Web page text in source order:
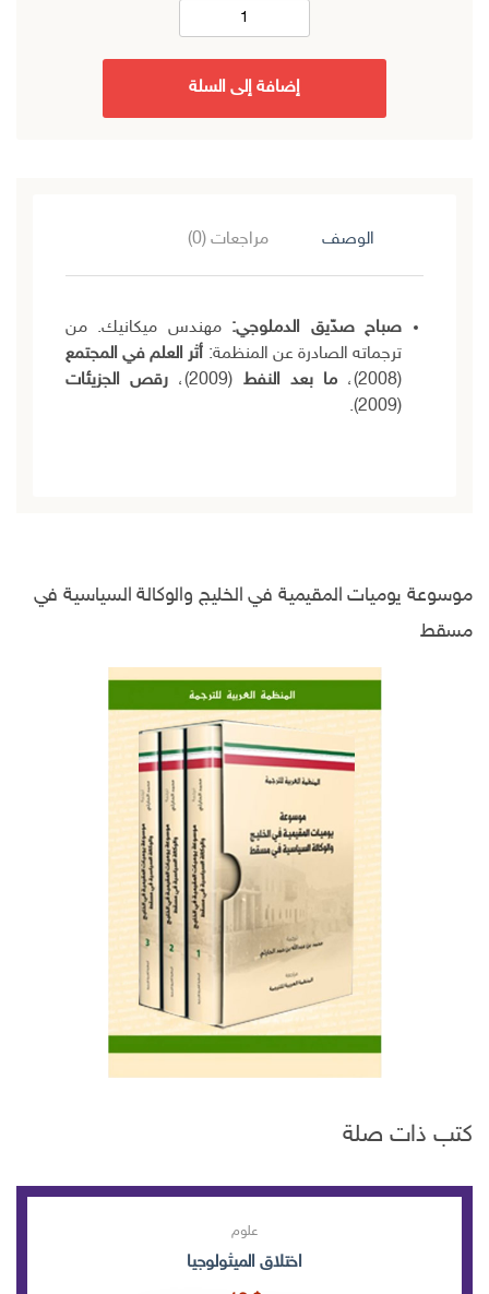
إضافة إلى السلة
الوصف مراجعات (0)
صباح صدّيق الدملوجي: مهندس ميكانيك. من
ترجماته الصادرة عن المنظمة: أثر العلم في المجتمع
(2008)،
ما بعد النفط (2009)،
رقص الجزيئات
(2009).
موسوعة يوميات المقيمية في الخليج والوكالة السياسية في
مسقط
كتب ذات صلة
علوم
اختلاق الميثولوجيا